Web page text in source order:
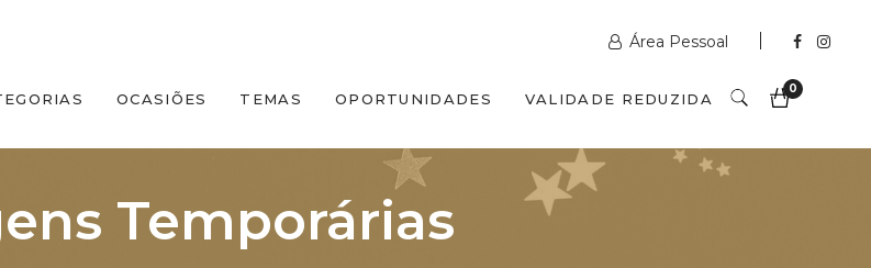
Área Pessoal
OCASIÕES TEMAS OPORTUNIDADES VALIDADE REDUZIDA
0
Temporárias